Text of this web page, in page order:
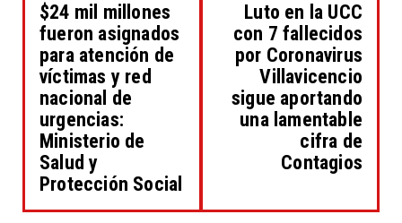
$24 mil millones
fueron asignados
para atención de
víctimas y red
nacional de
urgencias:
Ministerio de
Salud y
Protección Social
Luto en la UCC
con 7 fallecidos
por Coronavirus
Villavicencio
sigue aportando
una lamentable
cifra de
Contagios